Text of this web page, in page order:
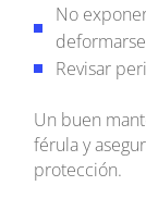
No
Revisar
Un buen
férula y
protección.